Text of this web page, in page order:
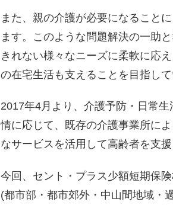
また、親の介護が必要になること
ます。このような問題解決の一助
きれない様々なニーズに柔軟に応
の在宅生活も支えることを目指して
2017年4月より、介護予防・日常
情に応じて、既存の介護事業所に
なサービスを活用して高齢者を支
今回、セント・プラス少額短期保
(都市部・都市郊外・中山間地域・